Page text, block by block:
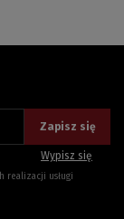
Zapisz się
Wypisz się
realizacji usługi